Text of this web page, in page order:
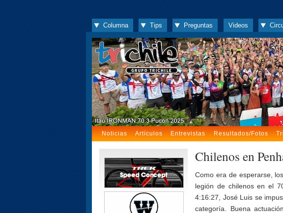
Columna Tips Preguntas Videos
Noticias Artículos Entrevistas Resultados/Fotos
Chilenos en
Como era de esperarse,
legión de chilenos en el
4:16:27, José Luis se
categoría. Buena